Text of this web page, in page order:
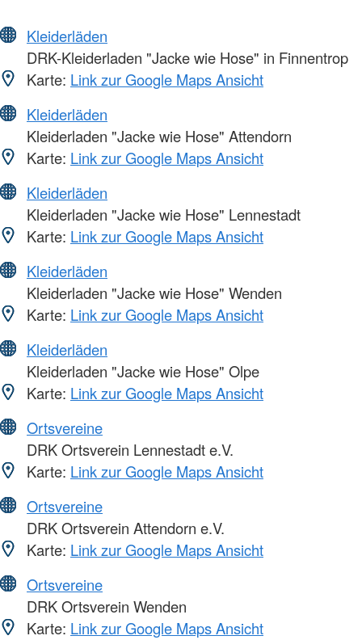
Kleiderläden
DRK-Kleiderladen "Jacke wie Hose" in Finnentrop
Karte: Link zur Google Maps Ansicht
Kleiderläden
Kleiderladen "Jacke wie Hose" Attendorn
Karte: Link zur Google Maps Ansicht
Kleiderläden
Kleiderladen "Jacke wie Hose" Lennestadt
Karte: Link zur Google Maps Ansicht
Kleiderläden
Kleiderladen "Jacke wie Hose" Wenden
Karte: Link zur Google Maps Ansicht
Kleiderläden
Kleiderladen "Jacke wie Hose" Olpe
Karte: Link zur Google Maps Ansicht
Ortsvereine
DRK Ortsverein Lennestadt e.V.
Karte: Link zur Google Maps Ansicht
Ortsvereine
DRK Ortsverein Attendorn e.V.
Karte: Link zur Google Maps Ansicht
Ortsvereine
DRK Ortsverein Wenden
Karte: Link zur Google Maps Ansicht